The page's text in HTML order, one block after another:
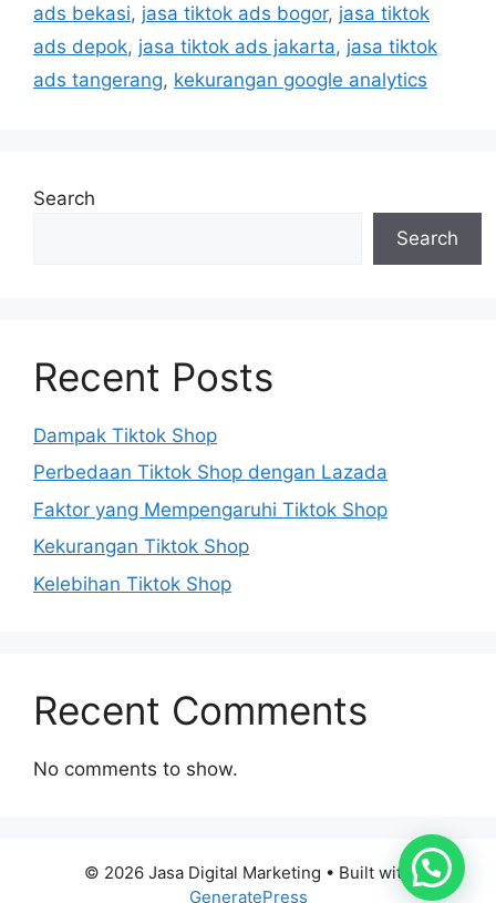
ads bekasi, jasa tiktok ads bogor, jasa tiktok
ads depok, jasa tiktok ads jakarta, jasa tiktok
ads tangerang, kekurangan google analytics
Search
Search
Recent Posts
Dampak Tiktok Shop
Perbedaan Tiktok Shop dengan Lazada
Faktor yang Mempengaruhi Tiktok Shop
Kekurangan Tiktok Shop
Kelebihan Tiktok Shop
Recent Comments
No comments to show.
© 2026 Jasa Digital Marketing • Built with
GeneratePress